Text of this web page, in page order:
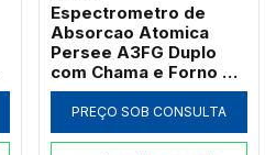
Espectrometro de
Absorcao Atomica
Persee A3FG Duplo
com Chama e Forno de
Grafite Transversal
PREÇO SOB CONSULTA